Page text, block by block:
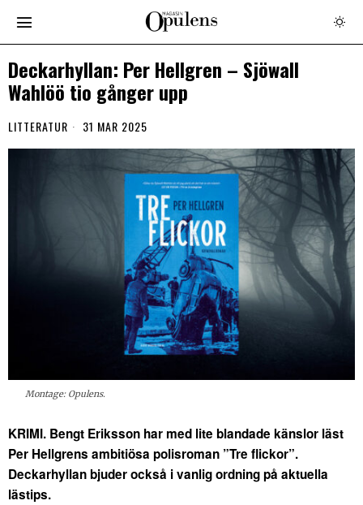
Deckarhyllan: Per Hellgren – Sjöwall
Wahlöö tio gånger upp
LITTERATUR 31 MAR 2025
Montage: Opulens.
KRIMI. Bengt Eriksson har med lite blandade känslor läst
Per Hellgrens ambitiösa polisroman ”Tre flickor”.
Deckarhyllan bjuder också i vanlig ordning på aktuella
lästips.